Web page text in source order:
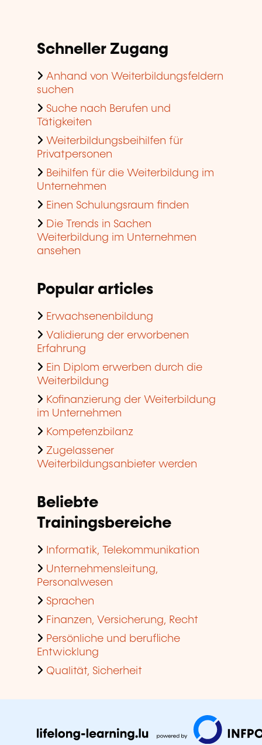
Schneller Zugang
Anhand von Weiterbildungsfeldern
suchen
Suche nach Berufen und
Tätigkeiten
Weiterbildungsbeihilfen für
Privatpersonen
Beihilfen für die Weiterbildung im
Unternehmen
Einen Schulungsraum finden
Die Trends in Sachen
Weiterbildung im Unternehmen
ansehen
Popular articles
Erwachsenenbildung
Validierung der erworbenen
Erfahrung
Ein Diplom erwerben durch die
Weiterbildung
Kofinanzierung der Weiterbildung
im Unternehmen
Kompetenzbilanz
Zugelassener
Weiterbildungsanbieter werden
Beliebte
Trainingsbereiche
Informatik, Telekommunikation
Unternehmensleitung,
Personalwesen
Sprachen
Finanzen, Versicherung, Recht
Persönliche und berufliche
Entwicklung
Qualität, Sicherheit